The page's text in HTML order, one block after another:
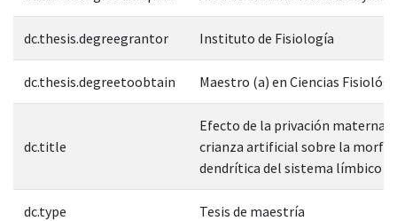
dc.thesis.degreegrantor Instituto de Fisiología
dc.thesis.degreetoobtain Maestro (a) en Ciencias
dc.title
Efecto de la privación materna
crianza artificial sobre la
dendrítica del sistema límbico
dc.type Tesis de maestría